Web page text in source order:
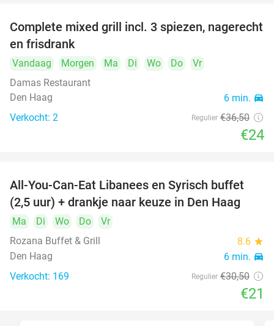
34%
Complete mixed grill incl. 3 spiezen, nagerecht
en frisdrank
Vandaag Morgen Ma Di Wo Do
Vr
Damas Restaurant
Den Haag
6 min. directions_car
Verkocht: 2 Regulier €36,50
€24
31%
All-You-Can-Eat Libanees en Syrisch buffet
(2,5 uur) + drankje naar keuze in Den Haag
Ma Di Wo Do
Vr
Rozana Buffet & Grill
8.6 star
Den Haag 6 min. directions_car
Verkocht: 169 Regulier €30,50
€21